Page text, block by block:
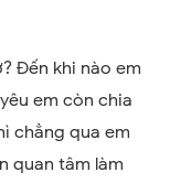
Đến khi nào em
em còn chia
chẳng qua em
quan tâm làm